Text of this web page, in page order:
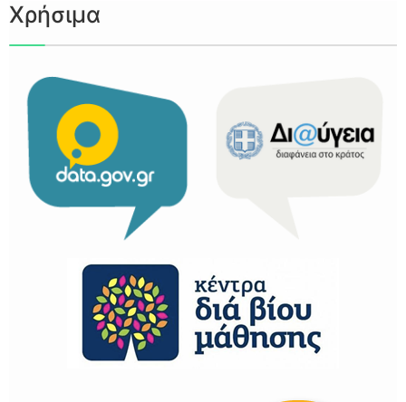
Χρήσιμα